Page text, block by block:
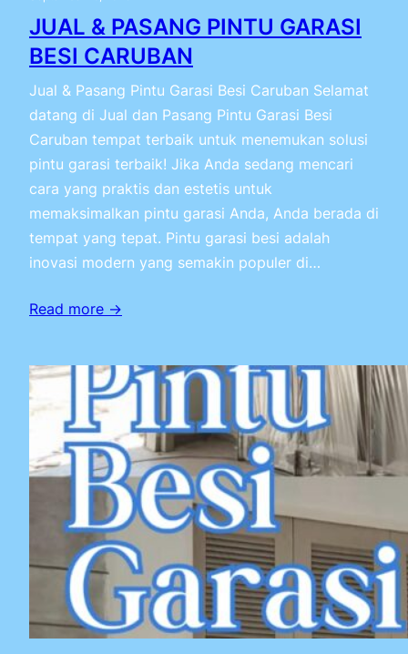
JUAL & PASANG PINTU GARASI
BESI CARUBAN
Jual & Pasang Pintu Garasi Besi Caruban Selamat
datang di Jual dan Pasang Pintu Garasi Besi
Caruban tempat terbaik untuk menemukan solusi
pintu garasi terbaik! Jika Anda sedang mencari
cara yang praktis dan estetis untuk
memaksimalkan pintu garasi Anda, Anda berada di
tempat yang tepat. Pintu garasi besi adalah
inovasi modern yang semakin populer di…
Read more →